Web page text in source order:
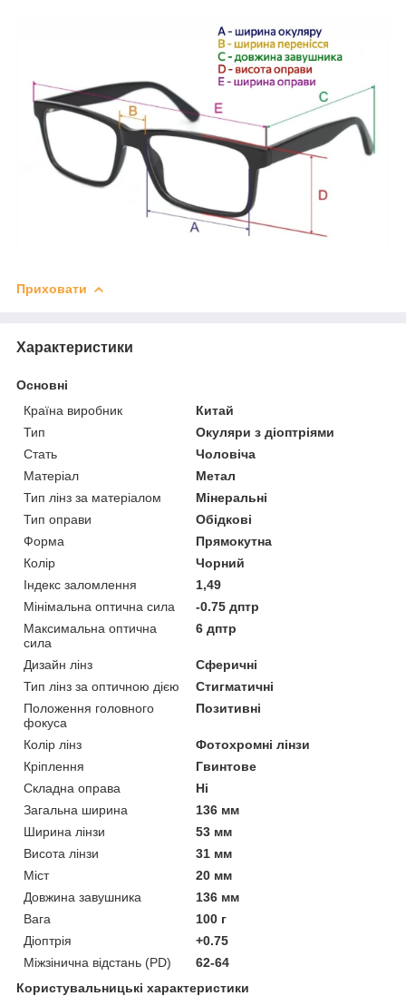
Приховати
Характеристики
Основні
Країна виробник
Китай
Тип
Окуляри з діоптріями
Стать
Чоловіча
Матеріал
Метал
Тип лінз за матеріалом
Мінеральні
Тип оправи
Обідкові
Форма
Прямокутна
Колір
Чорний
Індекс заломлення
1,49
Мінімальна оптична сила
-0.75 дптр
Максимальна оптична
сила
6 дптр
Дизайн лінз
Сферичні
Тип лінз за оптичною дією
Стигматичні
Положення головного
фокуса
Позитивні
Колір лінз
Фотохромні лінзи
Кріплення
Гвинтове
Складна оправа
Ні
Загальна ширина
136 мм
Ширина лінзи
53 мм
Висота лінзи
31 мм
Міст
20 мм
Довжина завушника
136 мм
Вага
100 г
Діоптрія
+0.75
Міжзінична відстань (PD)
62-64
Користувальницькі характеристики